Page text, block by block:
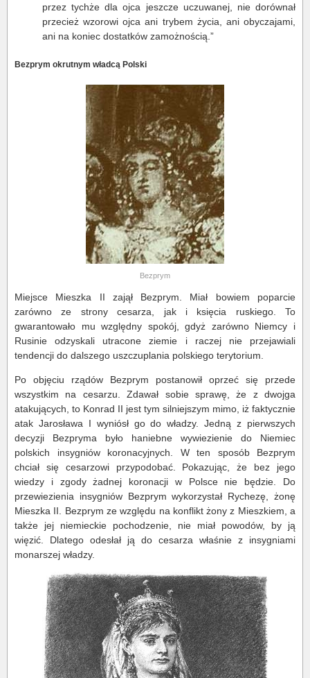
przez tychże dla ojca jeszcze uczuwanej, nie dorównał
przecież wzorowi ojca ani trybem życia, ani obyczajami,
ani na koniec dostatków zamożnością.”
Bezprym okrutnym władcą Polski
Bezprym
Miejsce Mieszka II zajął Bezprym. Miał bowiem poparcie
zarówno ze strony cesarza, jak i księcia ruskiego. To
gwarantowało mu względny spokój, gdyż zarówno Niemcy i
Rusinie odzyskali utracone ziemie i raczej nie przejawiali
tendencji do dalszego uszczuplania polskiego terytorium.
Po objęciu rządów Bezprym postanowił oprzeć się przede
wszystkim na cesarzu. Zdawał sobie sprawę, że z dwojga
atakujących, to Konrad II jest tym silniejszym mimo, iż faktycznie
atak Jarosława I wyniósł go do władzy. Jedną z pierwszych
decyzji Bezpryma było haniebne wywiezienie do Niemiec
polskich insygniów koronacyjnych. W ten sposób Bezprym
chciał się cesarzowi przypodobać. Pokazując, że bez jego
wiedzy i zgody żadnej koronacji w Polsce nie będzie. Do
przewiezienia insygniów Bezprym wykorzystał Rychezę, żonę
Mieszka II. Bezprym ze względu na konflikt żony z Mieszkiem, a
także jej niemieckie pochodzenie, nie miał powodów, by ją
więzić. Dlatego odesłał ją do cesarza właśnie z insygniami
monarszej władzy.